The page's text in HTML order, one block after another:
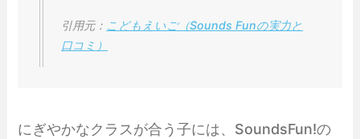
引用元： こどもえいご（Sounds Funの実力と
口コミ）
にぎやかなクラスが合う子には、SoundsFun!の